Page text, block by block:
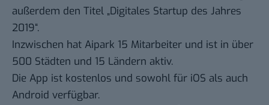
außerdem den Titel „Digitales Startup des Jahres
2019“.
Inzwischen hat Aipark 15 Mitarbeiter und ist in über
500 Städten und 15 Ländern aktiv.
Die App ist kostenlos und sowohl für iOS als auch
Android verfügbar.